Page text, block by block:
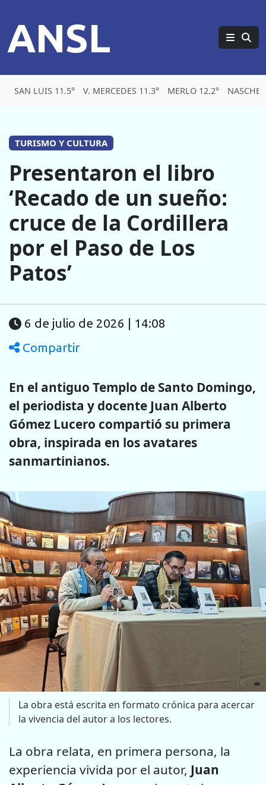
ANSL
SAN LUIS 11.5° V. MERCEDES 11.3° MERLO 12.2°
TURISMO Y CULTURA
Presentaron el libro
‘Recado de un sueño:
cruce de la Cordillera
por el Paso de Los
Patos’
6 de julio de 2026 | 14:08
Compartir
En el antiguo Templo de Santo Domingo,
el periodista y docente Juan Alberto
Gómez Lucero compartió su primera
obra, inspirada en los avatares
sanmartinianos.
La obra está escrita en formato crónica para acercar
la vivencia del autor a los lectores.
La obra relata, en primera persona, la
experiencia vivida por el autor, Juan